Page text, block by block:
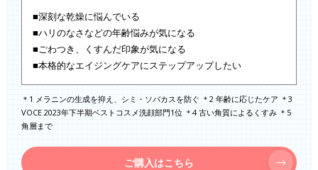
■深刻な乾燥に悩んでいる
■ハリのなさなどの年齢悩みが気になる
■ごわつき、くすんだ印象が気になる
■本格的なエイジングケアにステップアップしたい
＊1 メラニンの生成を抑え、シミ・ソバカスを防ぐ ＊2 年齢に応じたケア ＊3
VOCE 2023年下半期ベストコスメ洗顔部門1位 ＊4 古い角質によるくすみ ＊5
角層まで
ご購入はこちら